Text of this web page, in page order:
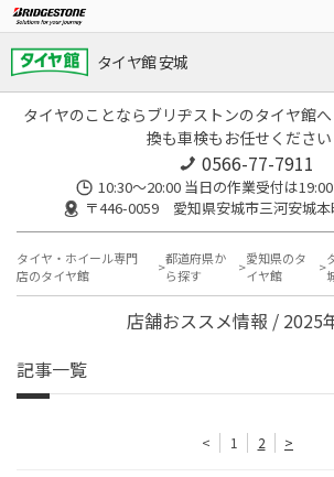
タイヤ館 安城
タイヤのことならブリヂストンのタイヤ館
換も車検もお任せください
0566-77-7911
10:30〜20:00 当日の作業受付は
〒446-0059 愛知県安城市三河安城本
タイヤ・ホイール専門
店のタイヤ館
都道府県か
ら探す
愛知県のタ
イヤ館
店舗おススメ情報 / 2025
記事一覧
< 1 2 >